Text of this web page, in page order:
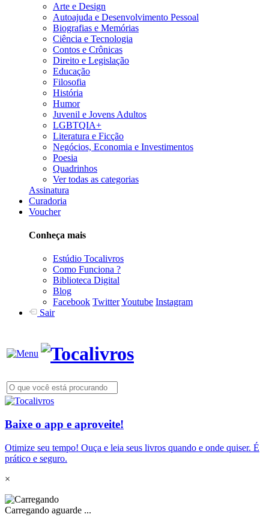
Arte e Design
Autoajuda e Desenvolvimento Pessoal
Biografias e Memórias
Ciência e Tecnologia
Contos e Crônicas
Direito e Legislação
Educação
Filosofia
História
Humor
Juvenil e Jovens Adultos
LGBTQIA+
Literatura e Ficção
Negócios, Economia e Investimentos
Poesia
Quadrinhos
Ver todas as categorias
Assinatura
Curadoria
Voucher
Conheça mais
Estúdio Tocalivros
Como Funciona ?
Biblioteca Digital
Blog
Facebook TwitterYoutube Instagram
Sair
Baixe o app e aproveite!
Otimize seu tempo! Ouça e leia seus livros quando e onde quiser. É
prático e seguro.
×
Carregando aguarde ...